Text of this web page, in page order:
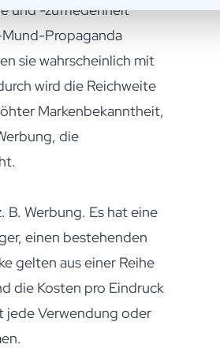
und -zufriedenheit
Propaganda
sie wahrscheinlich mit
wird die Reichweite
Markenbekanntheit,
die
B. Werbung. Es hat eine
einen bestehenden
gelten aus einer Reihe
die Kosten pro Eindruck
jede Verwendung oder